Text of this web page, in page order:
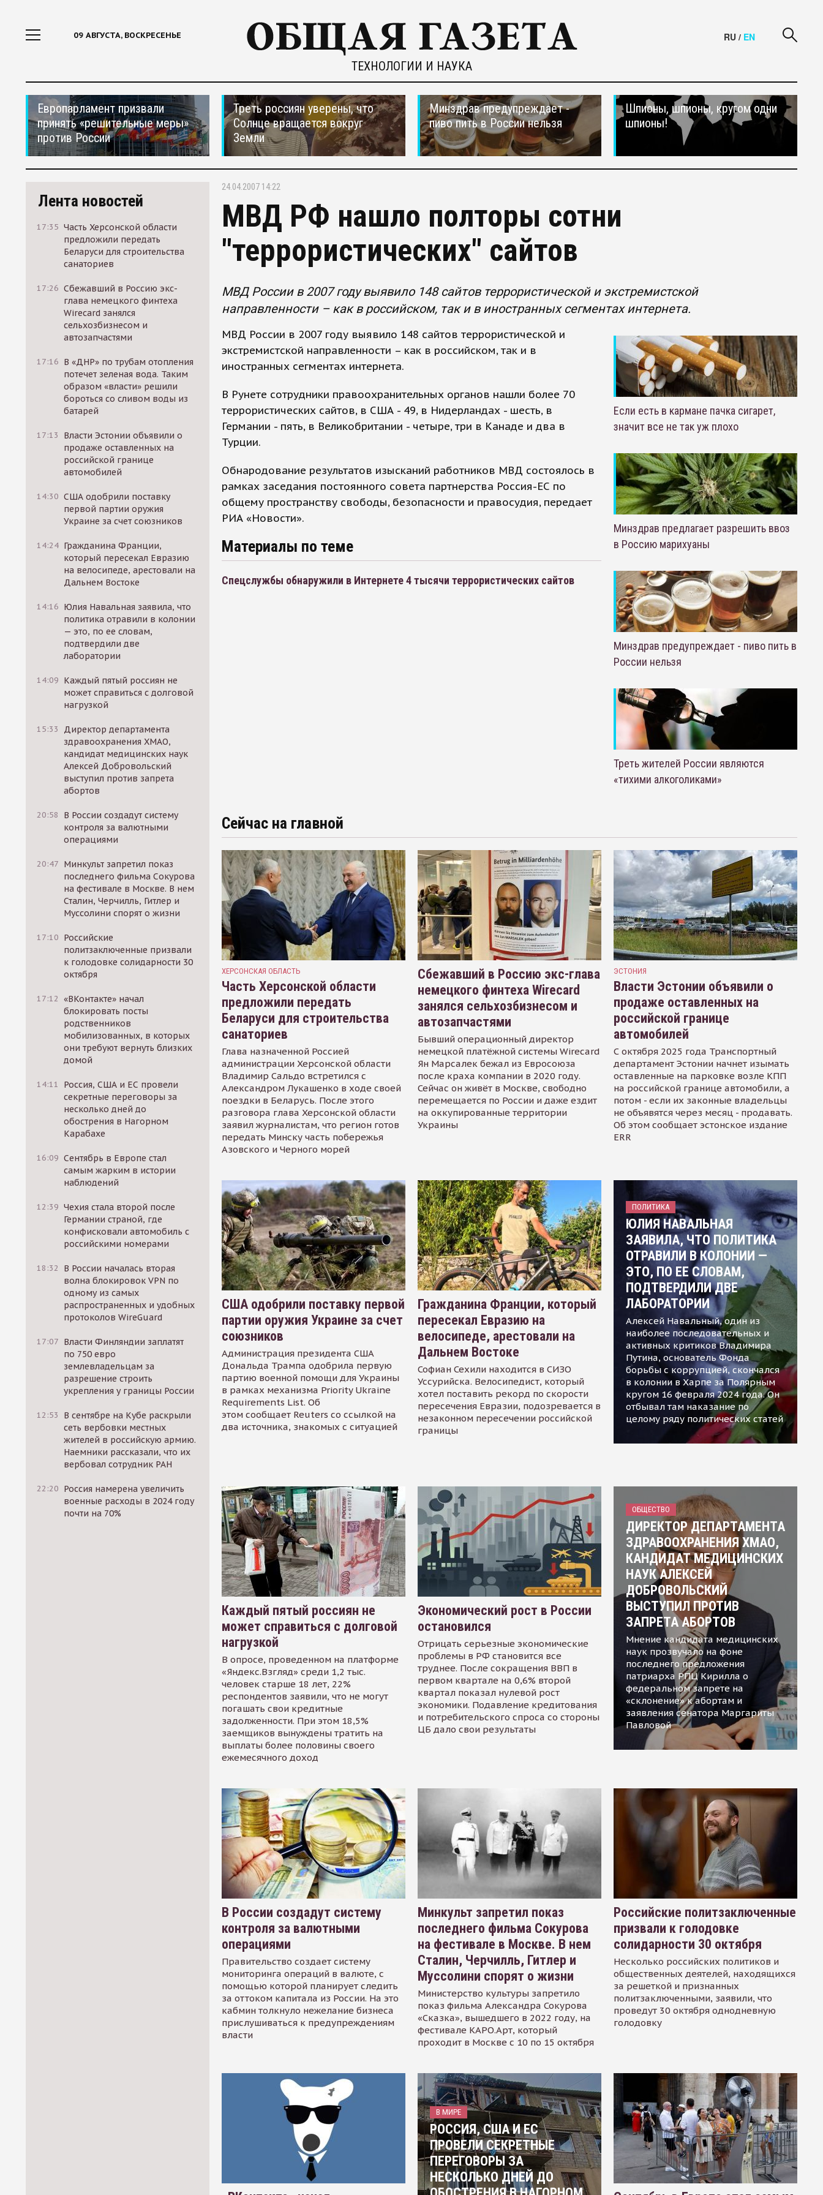
09 АВГУСТА, ВОСКРЕСЕНЬЕ
ТЕХНОЛОГИИ И НАУКА
RU / EN
Европарламент призвали
принять «решительные меры»
против России
Треть россиян уверены, что
Солнце вращается вокруг
Земли
Минздрав предупреждает -
пиво пить в России нельзя
Шпионы, шпионы, кругом одни
шпионы!
Лента новостей
17:35 Часть Херсонской области
предложили передать
Беларуси для строительства
санаториев
17:26 Сбежавший в Россию экс-
глава немецкого финтеха
Wirecard занялся
сельхозбизнесом и
автозапчастями
17:16 В «ДНР» по трубам отопления
потечет зеленая вода. Таким
образом «власти» решили
бороться со сливом воды из
батарей
17:13
Власти Эстонии объявили о
продаже оставленных на
российской границе
автомобилей
14:30 США одобрили поставку
первой партии оружия
Украине за счет союзников
14:24 Гражданина Франции,
который пересекал Евразию
на велосипеде, арестовали на
Дальнем Востоке
14:16 Юлия Навальная заявила, что
политика отравили в колонии
— это, по ее словам,
подтвердили две
лаборатории
14:09 Каждый пятый россиян не
может справиться с долговой
нагрузкой
15:33
Директор департамента
здравоохранения ХМАО,
кандидат медицинских наук
Алексей Добровольский
выступил против запрета
абортов
20:58
В России создадут систему
контроля за валютными
операциями
20:47 Минкульт запретил показ
последнего фильма Сокурова
на фестивале в Москве. В нем
Сталин, Черчилль, Гитлер и
Муссолини спорят о жизни
17:10 Российские
политзаключенные призвали
к голодовке солидарности 30
октября
17:12 «ВКонтакте» начал
блокировать посты
родственников
мобилизованных, в которых
они требуют вернуть близких
домой
14:11
Россия, США и ЕС провели
секретные переговоры за
несколько дней до
обострения в Нагорном
Карабахе
16:09 Сентябрь в Европе стал
самым жарким в истории
наблюдений
12:39 Чехия стала второй после
Германии страной, где
конфисковали автомобиль с
российскими номерами
18:32
В России началась вторая
волна блокировок VPN по
одному из самых
распространенных и удобных
протоколов WireGuard
17:07 Власти Финляндии заплатят
по 750 евро
землевладельцам за
разрешение строить
укрепления у границы России
12:53
В сентябре на Кубе раскрыли
сеть вербовки местных
жителей в российскую армию.
Наемники рассказали, что их
вербовал сотрудник РАН
22:20 Россия намерена увеличить
военные расходы в 2024 году
почти на 70%
24.04.2007 14:22
МВД РФ нашло полторы сотни
"террористических" сайтов
МВД России в 2007 году выявило 148 сайтов террористической и экстремистской
направленности – как в российском, так и в иностранных сегментах интернета.
МВД России в 2007 году выявило 148 сайтов террористической и
экстремистской направленности – как в российском, так и в
иностранных сегментах интернета.
В Рунете сотрудники правоохранительных органов нашли более 70
террористических сайтов, в США - 49, в Нидерландах - шесть, в
Германии - пять, в Великобритании - четыре, три в Канаде и два в
Турции.
Обнародование результатов изысканий работников МВД состоялось в
рамках заседания постоянного совета партнерства Россия-ЕС по
общему пространству свободы, безопасности и правосудия, передает
РИА «Новости».
Материалы по теме
Спецслужбы обнаружили в Интернете 4 тысячи террористических сайтов
Если есть в кармане пачка сигарет,
значит все не так уж плохо
Минздрав предлагает разрешить ввоз
в Россию марихуаны
Минздрав предупреждает - пиво пить в
России нельзя
Треть жителей России являются
«тихими алкоголиками»
Сейчас на главной
ХЕРСОНСКАЯ ОБЛАСТЬ
Часть Херсонской области
предложили передать
Беларуси для строительства
санаториев
Глава назначенной Россией
администрации Херсонской области
Владимир Сальдо встретился с
Александром Лукашенко в ходе своей
поездки в Беларусь. После этого
разговора глава Херсонской области
заявил журналистам, что регион готов
передать Минску часть побережья
Азовского и Черного морей
Сбежавший в Россию экс-глава
немецкого финтеха Wirecard
занялся сельхозбизнесом и
автозапчастями
Бывший операционный директор
немецкой платёжной системы Wirecard
Ян Марсалек бежал из Евросоюза
после краха компании в 2020 году.
Сейчас он живёт в Москве, свободно
перемещается по России и даже ездит
на оккупированные территории
Украины
ЭСТОНИЯ
Власти Эстонии объявили о
продаже оставленных на
российской границе
автомобилей
С октября 2025 года Транспортный
департамент Эстонии начнет изымать
оставленные на парковке возле КПП
на российской границе автомобили, а
потом - если их законные владельцы
не объявятся через месяц - продавать.
Об этом сообщает эстонское издание
ERR
США одобрили поставку первой
партии оружия Украине за счет
союзников
Администрация президента США
Дональда Трампа одобрила первую
партию военной помощи для Украины
в рамках механизма Priority Ukraine
Requirements List. Об
этом сообщает Reuters со ссылкой на
два источника, знакомых с ситуацией
Гражданина Франции, который
пересекал Евразию на
велосипеде, арестовали на
Дальнем Востоке
Софиан Сехили находится в СИЗО
Уссурийска. Велосипедист, который
хотел поставить рекорд по скорости
пересечения Евразии, подозревается в
незаконном пересечении российской
границы
ПОЛИТИКА
ЮЛИЯ НАВАЛЬНАЯ
ЗАЯВИЛА, ЧТО ПОЛИТИКА
ОТРАВИЛИ В КОЛОНИИ —
ЭТО, ПО ЕЕ СЛОВАМ,
ПОДТВЕРДИЛИ ДВЕ
ЛАБОРАТОРИИ
Алексей Навальный, один из
наиболее последовательных и
активных критиков Владимира
Путина, основатель Фонда
борьбы с коррупцией, скончался
в колонии в Харпе за Полярным
кругом 16 февраля 2024 года. Он
отбывал там наказание по
целому ряду политических статей
Каждый пятый россиян не
может справиться с долговой
нагрузкой
В опросе, проведенном на платформе
«Яндекс.Взгляд» среди 1,2 тыс.
человек старше 18 лет, 22%
респондентов заявили, что не могут
погашать свои кредитные
задолженности. При этом 18,5%
заемщиков вынуждены тратить на
выплаты более половины своего
ежемесячного доход
Экономический рост в России
остановился
Отрицать серьезные экономические
проблемы в РФ становится все
труднее. После сокращения ВВП в
первом квартале на 0,6% второй
квартал показал нулевой рост
экономики. Подавление кредитования
и потребительского спроса со стороны
ЦБ дало свои результаты
ОБЩЕСТВО
ДИРЕКТОР ДЕПАРТАМЕНТА
ЗДРАВООХРАНЕНИЯ ХМАО,
КАНДИДАТ МЕДИЦИНСКИХ
НАУК АЛЕКСЕЙ
ДОБРОВОЛЬСКИЙ
ВЫСТУПИЛ ПРОТИВ
ЗАПРЕТА АБОРТОВ
Мнение кандидата медицинских
наук прозвучало на фоне
последнего предложения
патриарха РПЦ Кирилла о
федеральном запрете на
«склонение» к абортам и
заявления сенатора Маргариты
Павловой
В России создадут систему
контроля за валютными
операциями
Правительство создает систему
мониторинга операций в валюте, с
помощью которой планирует следить
за оттоком капитала из России. На это
кабмин толкнуло нежелание бизнеса
прислушиваться к предупреждениям
власти
Минкульт запретил показ
последнего фильма Сокурова
на фестивале в Москве. В нем
Сталин, Черчилль, Гитлер и
Муссолини спорят о жизни
Министерство культуры запретило
показ фильма Александра Сокурова
«Сказка», вышедшего в 2022 году, на
фестивале КАРО.Арт, который
проходит в Москве с 10 по 15 октября
Российские политзаключенные
призвали к голодовке
солидарности 30 октября
Несколько российских политиков и
общественных деятелей, находящихся
за решеткой и признанных
политзаключенными, заявили, что
проведут 30 октября однодневную
голодовку
В МИРЕ
РОССИЯ, США И ЕС
ПРОВЕЛИ СЕКРЕТНЫЕ
ПЕРЕГОВОРЫ ЗА
НЕСКОЛЬКО ДНЕЙ ДО